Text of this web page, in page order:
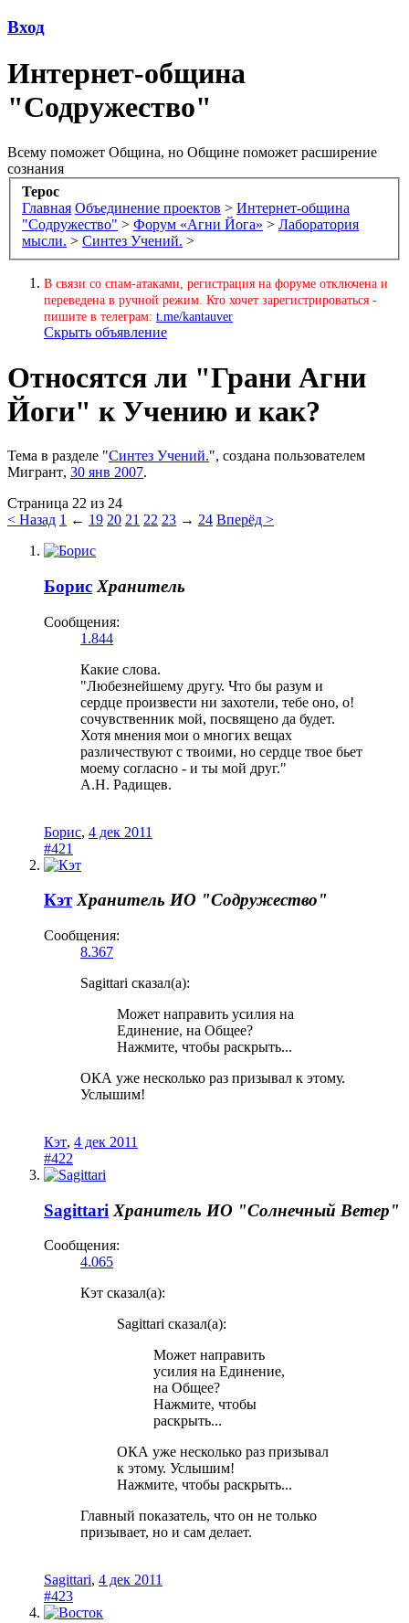
Вход
Интернет-община
"Содружество"
Всему поможет Община, но Общине поможет расширение
сознания
Терос
Главная Объединение проектов > Интернет-община
"Содружество" > Форум «Агни Йога» > Лаборатория
мысли. > Синтез Учений. >
В связи со спам-атаками, регистрация на форуме отключена и
переведена в ручной режим. Кто хочет зарегистрироваться -
пишите в телеграм: t.me/kantauver
Скрыть объявление
Относятся ли "Грани Агни
Йоги" к Учению и как?
Тема в разделе "Синтез Учений.", создана пользователем
Мигрант, 30 янв 2007.
Страница 22 из 24
< Назад 1 ← 19 20 21 22 23 → 24 Вперёд >
Борис Хранитель
Сообщения:
1.844
Какие слова.
"Любезнейшему другу. Что бы разум и
сердце произвести ни захотели, тебе оно, о!
сочувственник мой, посвящено да будет.
Хотя мнения мои о многих вещах
различествуют с твоими, но сердце твое бьет
моему согласно - и ты мой друг."
А.Н. Радищев.
Борис, 4 дек 2011
#421
Кэт Хранитель ИО "Содружество"
Сообщения:
8.367
Sagittari сказал(а):
Может направить усилия на
Единение, на Общее?
Нажмите, чтобы раскрыть...
ОКА уже несколько раз призывал к этому.
Услышим!
Кэт, 4 дек 2011
#422
Sagittari Хранитель ИО "Солнечный Ветер"
Сообщения:
4.065
Кэт сказал(а):
Sagittari сказал(а):
Может направить
усилия на Единение,
на Общее?
Нажмите, чтобы
раскрыть...
ОКА уже несколько раз призывал
к этому. Услышим!
Нажмите, чтобы раскрыть...
Главный показатель, что он не только
призывает, но и сам делает.
Sagittari, 4 дек 2011
#423